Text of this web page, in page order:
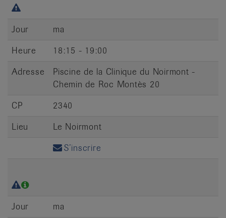
Jour
ma
Heure
18:15 - 19:00
Adresse
Piscine de la Clinique du Noirmont -
Chemin de Roc Montès 20
CP
2340
Lieu
Le Noirmont
S’inscrire
Jour
ma